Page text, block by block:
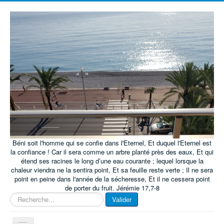
Béni soit l'homme qui se confie dans l'Eternel, Et duquel l'Eternel est
la confiance ! Car il sera comme un arbre planté près des eaux, Et qui
étend ses racines le long d’une eau courante ; lequel lorsque la
chaleur viendra ne la sentira point, Et sa feuille reste verte ; Il ne sera
point en peine dans l'année de la sécheresse, Et il ne cessera point
de porter du fruit. Jérémie 17,7-8
Rechercher
Valider